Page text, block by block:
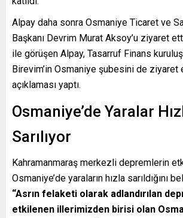
Alpay daha sonra Osmaniye Ticaret ve
Başkanı Devrim Murat Aksoy’u ziyaret
ile görüşen Alpay, Tasarruf Finans
Birevim’in Osmaniye şubesini de ziyaret
açıklaması yaptı.
Osmaniye’de Yaralar
Sarılıyor
Kahramanmaraş merkezli depremlerin
Osmaniye’de yaraların hızla sarıldığını
“Asrın felaketi olarak adlandırılan
etkilenen illerimizden birisi olan